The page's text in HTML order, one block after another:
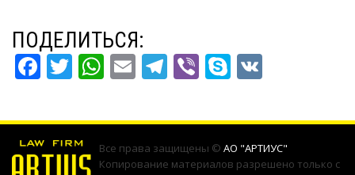
ПОДЕЛИТЬСЯ:
FACEBOOK
TWITTER
WHATSAPP
EMAILTELEGRAM
VIBERSKYPE
Все права защищены © АО "АРТИУС"
Копирование материалов разрешено только с